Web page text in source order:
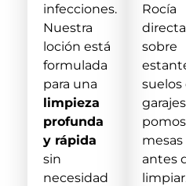
infecciones.
Nuestra
loción está
formulada
para una
limpieza
profunda
y rápida
sin
necesidad
Rocía
sobre
suelos
mesas
antes